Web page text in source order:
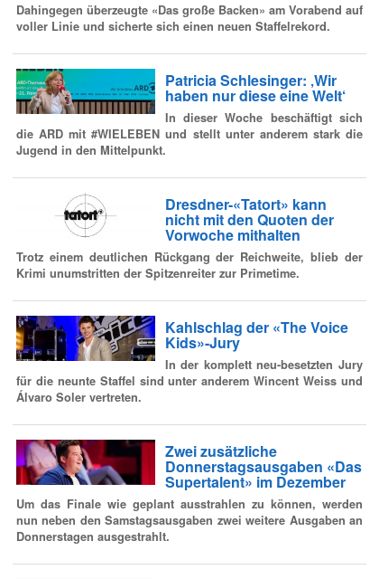
Dahingegen überzeugte «Das große Backen» am Vorabend auf
voller Linie und sicherte sich einen neuen Staffelrekord.
Patricia Schlesinger: ‚Wir
haben nur diese eine Welt‘
In dieser Woche beschäftigt sich
die ARD mit #WIELEBEN und stellt unter anderem stark die
Jugend in den Mittelpunkt.
Dresdner-«Tatort» kann
nicht mit den Quoten der
Vorwoche mithalten
Trotz einem deutlichen Rückgang der Reichweite, blieb der
Krimi unumstritten der Spitzenreiter zur Primetime.
Kahlschlag der «The Voice
Kids»-Jury
In der komplett neu-besetzten Jury
für die neunte Staffel sind unter anderem Wincent Weiss und
Álvaro Soler vertreten.
Zwei zusätzliche
Donnerstagsausgaben «Das
Supertalent» im Dezember
Um das Finale wie geplant ausstrahlen zu können, werden
nun neben den Samstagsausgaben zwei weitere Ausgaben an
Donnerstagen ausgestrahlt.